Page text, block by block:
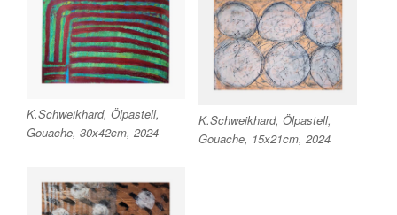
K.Schweikhard, Ölpastell,
Gouache, 30x42cm, 2024
K.Schweikhard, Ölpastell,
Gouache, 15x21cm, 2024